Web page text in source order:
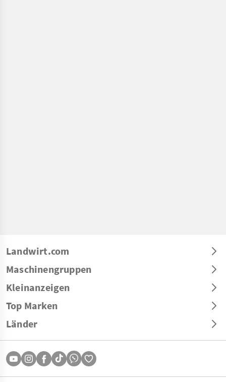
Landwirt.com
Maschinengruppen
Kleinanzeigen
Top Marken
Länder